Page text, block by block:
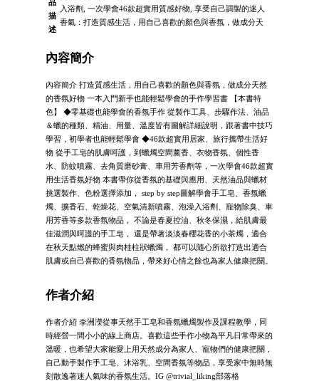
品
描
述
入浴劑, 一次學會46款超實用質感好物, 享受自己調製的迷人
香氣：打造質感生活，用自己喜歡的顏色與香氛，做成分天
內容簡介
內容簡介 打造質感生活，用自己喜歡的顏色與香氛，做成分天然
的香氛好物 一本入門新手也能輕鬆學會的手作學習書 【本書特
色】 ◆零基礎也能學會的香氛手作 從製作工具、步驟作法、油品
＆蠟的種類、精油、用量、溫度皆有圖解詳細說明，跟著書中技巧
學習，初學者也能輕鬆學會 ◆46款超實用居家、旅行攜帶生活好
物 從手工皂的肌膚呵護，到蠟燭空間薰香、衣物香氛、個性香
水、防蚊噴霧、去角質磨砂膏、車用芳香劑等，一次學會46款超實
用生活香氛好物 本書帶你從香氛的基礎與應用、天然油品與蠟材
挑選製作、色粉選擇添加， step by step圖解學會手工皂、香氛蠟
燭、擴香石、乾燥花、空氣清新噴霧、泡澡入浴劑、寵物除臭、車
用芳香等多款香氛物品， 不論是春夏控油、秋冬保濕，給肌膚最
佳滋潤與呵護的手工皂， 還是帶著淡淡春櫻花香的小茶燭，適合
在秋天點燃的蜂蜜與肉桂柱狀蠟燭， 都可以隨心所欲打造出適合
肌膚或自己喜歡的香氛物品，帶來好心情之餘也為家人健康把關。
作者介紹
作者介紹 李洲濚從事天然手工皂和香氛蠟燭製作及課程教學，同
時經營一間小小的線上商店。喜歡這些手作小物為平凡日常帶來的
溫暖，也希望大家能愛上用天然成分為家人、寵物們的健康把關，
自己動手製作手工皂、沐浴乳、空間香氛等物品，享受家中無時無
刻散逸著迷人氣味的香氛生活。IG @trivial_liking部落格